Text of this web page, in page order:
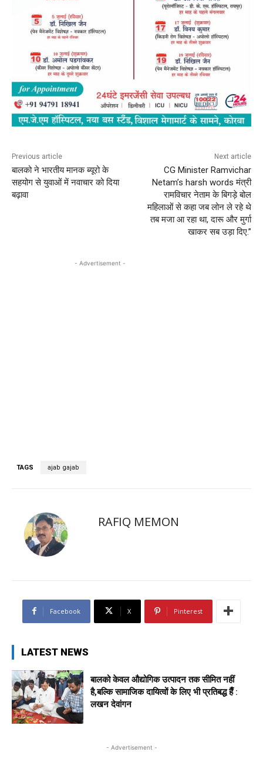
Previous article
बालको ने भारतीय मानक ब्यूरो के
सहयोग से युवाओं में नवाचार को दिया
बढ़ावा
Next article
CG Minister Ramvichar
Netam’s harsh words मंत्री
रामविचार नेताम के बिगड़े बोल
महिलाओं से कहा जब लोन ले रहे थे
तब मजा आ रहा था, दारू और मुर्गा
खाकर सब उड़ा दिए.”
- Advertisement -
TAGS ajab gajab
RAFIQ MEMON
Facebook X Pinterest
LATEST NEWS
बालको केवल औद्योगिक उत्पादन तक सीमित नहीं
है,बल्कि सामाजिक दायित्वों के लिए भी प्रतिबद्ध हैँ :
लखन देवांगन
- Advertisement -